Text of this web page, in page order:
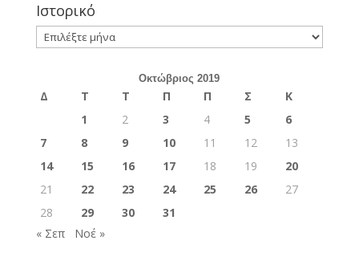
Ιστορικό
Ιστορικό
Οκτώβριος 2019
Δ Τ Τ Π Π Σ
Κ
1
2 3 4 5
6
7
8 9 10 11 12
13
14
15 16 17 18 19
20
21
22 23 24 25 26
27
28
29 30
31
« Σεπ
Νοέ »